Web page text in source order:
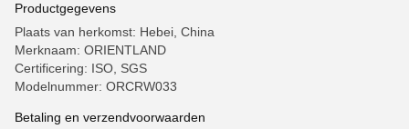
Productgegevens
Plaats van herkomst: Hebei, China
Merknaam: ORIENTLAND
Certificering: ISO, SGS
Modelnummer: ORCRW033
Betaling en verzendvoorwaarden